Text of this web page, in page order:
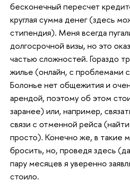
бесконечный пересчет
круглая сумма денег (здесь
стипендия). Меня всегда
долгосрочной визы, но это
частью сложностей. Гораздо
жилье (онлайн, с проблемами
Болонье нет общежития и
арендой, поэтому об этом
заранее) или, например,
связи с отменной рейса
просто). Конечно же, в такие
бросить, но, проведя здесь
пару месяцев я уверенно
стоило.